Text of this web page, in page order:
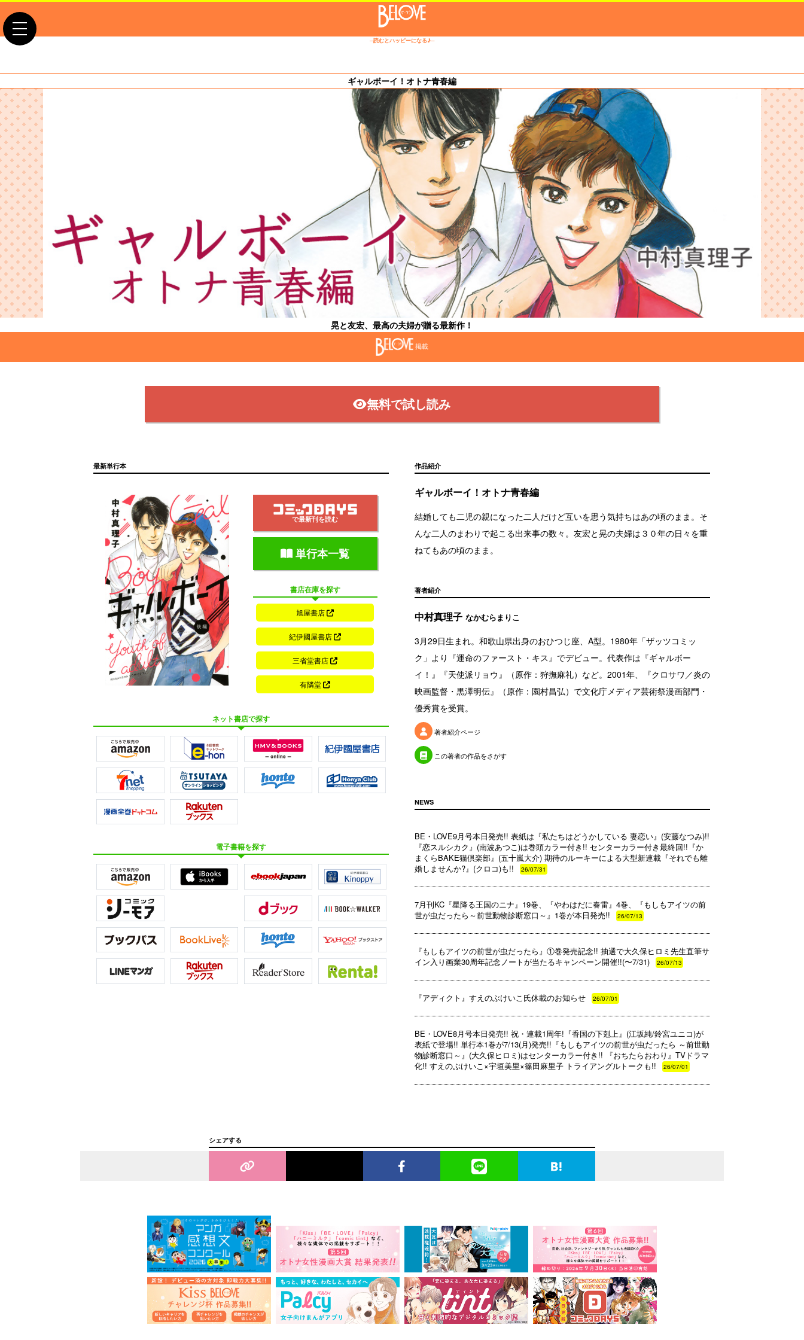
─読むとハッピーになる♪─
toggle navigation
ギャルボーイ！オトナ青春編
晃と友宏、最高の夫婦が贈る最新作！
掲載
無料で試し読み
最新単行本
で最新刊を読む
単行本一覧
書店在庫を探す
旭屋書店
紀伊國屋書店
三省堂書店
有隣堂
ネット書店で探す
電子書籍を探す
作品紹介
ギャルボーイ！オトナ青春編
結婚しても二児の親になった二人だけど互いを思う気持ちはあの頃のまま。そ
んな二人のまわりで起こる出来事の数々。友宏と晃の夫婦は３０年の日々を重
ねてもあの頃のまま。
著者紹介
中村真理子 なかむらまりこ
3月29日生まれ。和歌山県出身のおひつじ座、A型。1980年「ザッツコミッ
ク」より『運命のファースト・キス』でデビュー。代表作は『ギャルボー
イ！』『天使派リョウ』（原作：狩撫麻礼）など。2001年、『クロサワ／炎の
映画監督・黒澤明伝』（原作：園村昌弘）で文化庁メディア芸術祭漫画部門・
優秀賞を受賞。
著者紹介ページ
この著者の作品をさがす
NEWS
BE・LOVE9月号本日発売!! 表紙は『私たちはどうかしている 妻恋い』(安藤なつみ)!!
『恋スルシカク』(南波あつこ)は巻頭カラー付き!! センターカラー付き最終回!!『か
まくらBAKE猫倶楽部』(五十嵐大介) 期待のルーキーによる大型新連載『それでも離
婚しませんか?』(クロコ)も!!
26/07/31
7月刊KC『星降る王国のニナ』19巻、『やわはだに春雷』4巻、『もしもアイツの前
世が虫だったら～前世動物診断窓口～』1巻が本日発売!!
26/07/13
『もしもアイツの前世が虫だったら』①巻発売記念!! 抽選で大久保ヒロミ先生直筆サ
イン入り画業30周年記念ノートが当たるキャンペーン開催!!(〜7/31)
26/07/13
『アディクト』すえのぶけいこ氏休載のお知らせ 26/07/01
BE・LOVE8月号本日発売!! 祝・連載1周年!『香国の下剋上』(江坂純/鈴宮ユニコ)が
表紙で登場!! 単行本1巻が7/13(月)発売!!『もしもアイツの前世が虫だったら ～前世動
物診断窓口～』(大久保ヒロミ)はセンターカラー付き!! 『おちたらおわり』TVドラマ
化!! すえのぶけいこ×宇垣美里×篠田麻里子 トライアングルトークも!!
26/07/01
シェアする